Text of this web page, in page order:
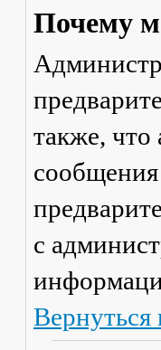
Почему
также, что
с
Вернуться